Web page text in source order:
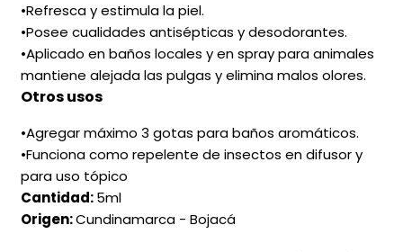
•Refresca y estimula la piel.
•Posee cualidades antisépticas y desodorantes.
•Aplicado en baños locales y en spray para animales
mantiene alejada las pulgas y elimina malos olores.
Otros usos
•Agregar máximo 3 gotas para baños aromáticos.
•Funciona como repelente de insectos en difusor y
para uso tópico
Cantidad:5ml
Origen:Cundinamarca - Bojacá